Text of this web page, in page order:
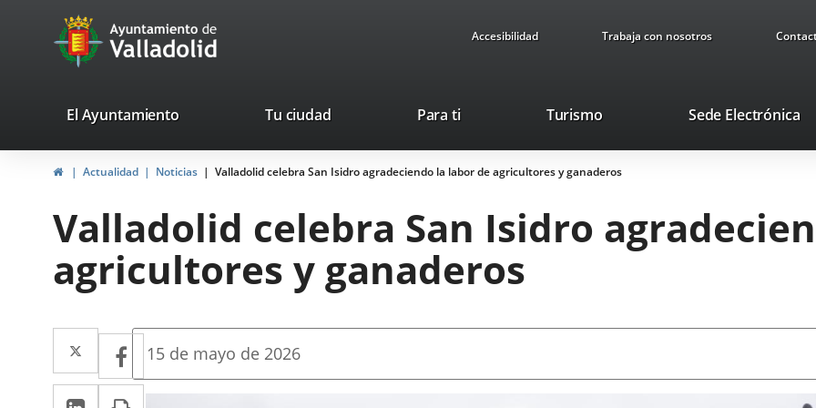
Portal
Web
Ayuntamiento
de
Accesibilidad Trabaja con nosotros
valladolid.es
El Ayuntamiento Tu ciudad Para ti TurismoEste
se
abrirá
ventana
nueva.
Sede Electrónica
InicioActualidad Noticias Valladolid celebra San Isidro agradeciendo la labor de agricultores y ganaderos
Valladolid celebra San Isidro
agricultores y ganaderos
Twitter
Enlace
a
Facebook
Enlace
a
LinkedIn
EnlaceImprimir
Fecha
la
15 de mayo de 2026